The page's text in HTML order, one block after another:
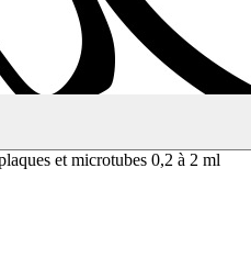
et microtubes 0,2 à 2 ml